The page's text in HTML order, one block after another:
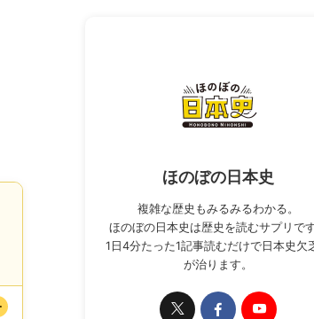
ほのぼの日本史
複雑な歴史もみるみるわかる。
ほのぼの日本史は歴史を読むサプリです
1日4分たった1記事読むだけで日本史欠
が治ります。